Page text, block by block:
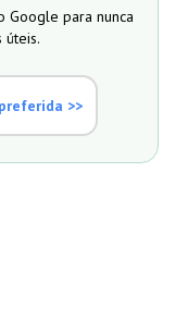
Google para nunca
úteis.
>>